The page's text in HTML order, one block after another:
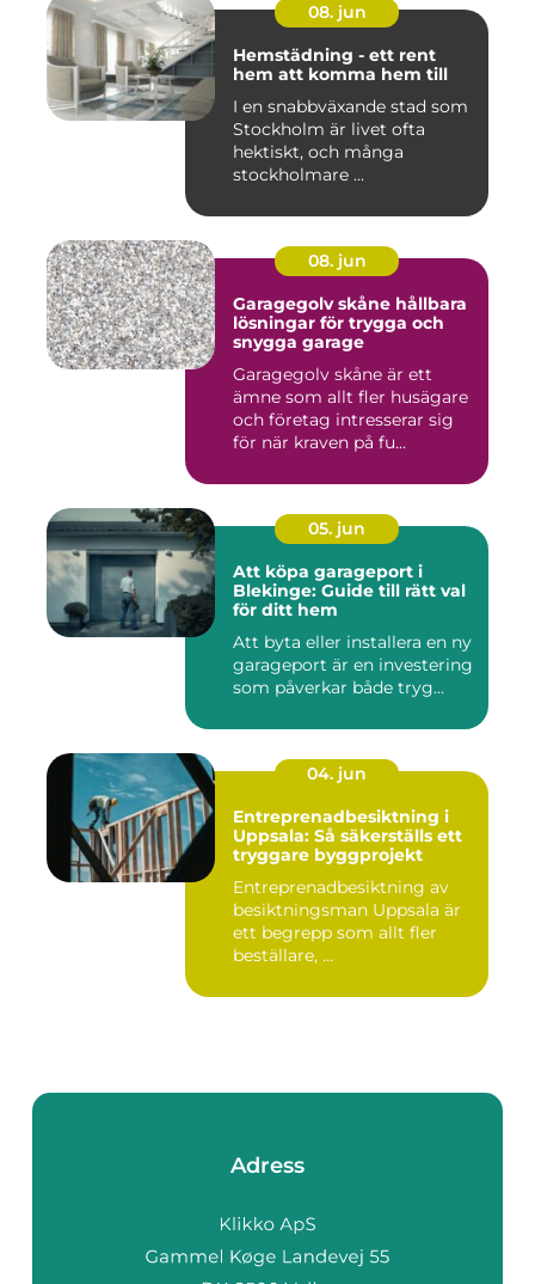
08. jun
Hemstädning - ett rent
hem att komma hem till
I en snabbväxande stad som
Stockholm är livet ofta
hektiskt, och många
stockholmare ...
08. jun
Garagegolv skåne hållbara
lösningar för trygga och
snygga garage
Garagegolv skåne är ett
ämne som allt fler husägare
och företag intresserar sig
för när kraven på fu...
05. jun
Att köpa garageport i
Blekinge: Guide till rätt val
för ditt hem
Att byta eller installera en ny
garageport är en investering
som påverkar både tryg...
04. jun
Entreprenadbesiktning i
Uppsala: Så säkerställs ett
tryggare byggprojekt
Entreprenadbesiktning av
besiktningsman Uppsala är
ett begrepp som allt fler
beställare, ...
Adress